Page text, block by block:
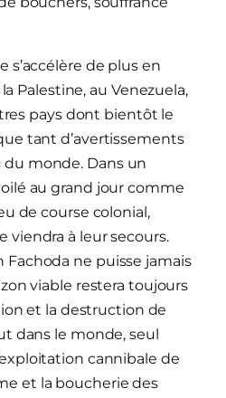
s’accélère de plus en
Palestine, au Venezuela,
pays dont bientôt le
tant d’avertissements
monde. Dans un
au grand jour comme
de course colonial,
viendra à leur secours.
Fachoda ne puisse jamais
viable restera toujours
et la destruction de
dans le monde, seul
cannibale de
et la boucherie des